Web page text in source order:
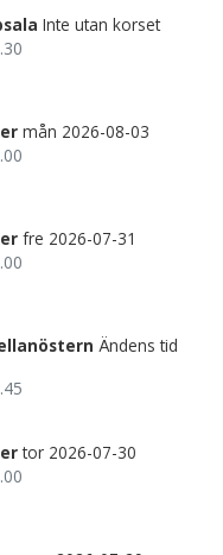
Inte utan korset
mån 2026-08-03
fre 2026-07-31
Ändens tid
tor 2026-07-30